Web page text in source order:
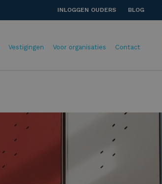
INLOGGEN OUDERS BLOG
Vestigingen Voor organisaties Contact